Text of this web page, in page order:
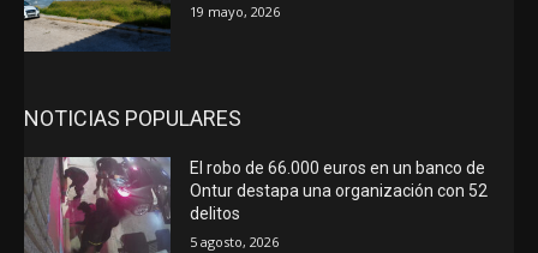
19 mayo, 2026
NOTICIAS POPULARES
El robo de 66.000 euros en un banco de
Ontur destapa una organización con 52
delitos
5 agosto, 2026